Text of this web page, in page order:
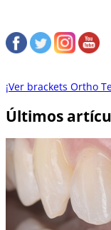
¡Ver brackets Ortho
Últimos